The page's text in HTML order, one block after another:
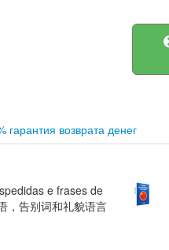
гарантия возврата денег
e frases de
，告别词和礼貌语言